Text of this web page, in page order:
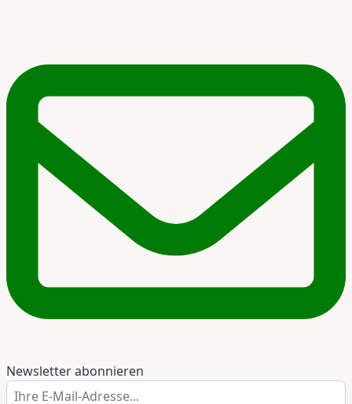
Newsletter abonnieren
Ihre E-Mail-Adresse...